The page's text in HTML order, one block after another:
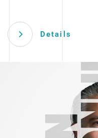
Details